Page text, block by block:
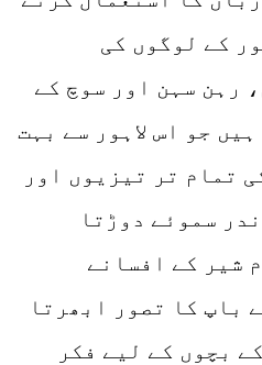
کے لوگوں کی
رہن سہن اور سوچ کے
جو اس لاہور سے بہت
تمام تر تیزیوں اور
سموئے دوڑتا
شیر کے افسانے
باپ کا تصور ابھرتا
بچوں کے لیے فکر